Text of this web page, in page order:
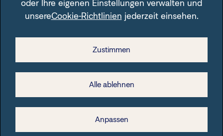
Aktives Management
Die Kraft der Innovation | DPAM
Innovation treibt Gewinne, Gewinne treiben Aktienkurse.
globalen Wachstumsphase zu profitieren.
oder Ihre eigenen Einstellungen verwalten und
unsereCookie-Richtlinien jederzeit einsehen.
Zustimmen
Alle ablehnen
Anpassen